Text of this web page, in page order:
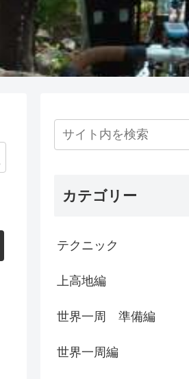
カテゴリー
テクニック
上高地編
世界一周 準備編
世界一周編